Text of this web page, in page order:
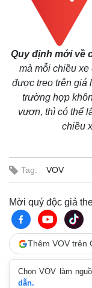
Quy định mới về
mà mỗi chiều
được treo trên giá
trường hợp
vươn, thì có thể
chiều
Tag: VOV
Mời quý độc giả
Thêm VOV trên
Chọn VOV làm
dẫn.